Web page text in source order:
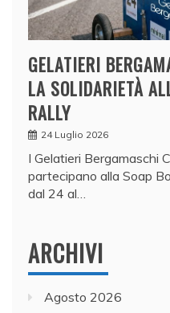
GELATIERI
LA SOLIDARIETÀ
RALLY
24 Luglio 2026
I Gelatieri Bergamaschi
partecipano alla Soap
dal 24 al…
ARCHIVI
Agosto 2026